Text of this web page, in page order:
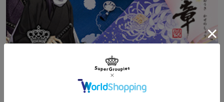
大人気『薄桜鬼 真改 風ノ章』コラボの浴衣と帯留め